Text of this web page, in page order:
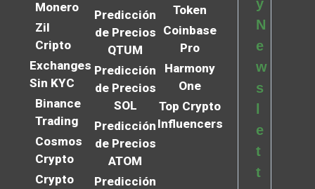
Monero
Zil
Cripto
Exchanges
Sin KYC
Binance
Trading
Cosmos
Crypto
Crypto
Predicción
de Precios
QTUM
Predicción
de Precios
SOL
Predicción
de Precios
ATOM
Predicción
Token
Coinbase
Pro
Harmony
One
Top Crypto
Influencers
y
N
e
w
s
e
t
t